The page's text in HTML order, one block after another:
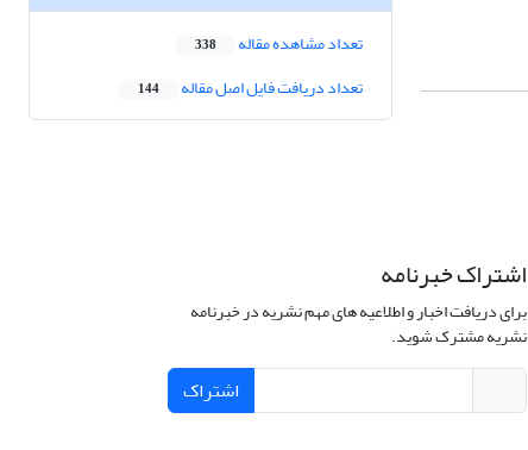
تعداد مشاهده مقاله 338
تعداد دریافت فایل اصل مقاله 144
اشتراک خبرنامه
برای دریافت اخبار و اطلاعیه های مهم نشریه در خبرنامه
نشریه مشترک شوید.
اشتراک